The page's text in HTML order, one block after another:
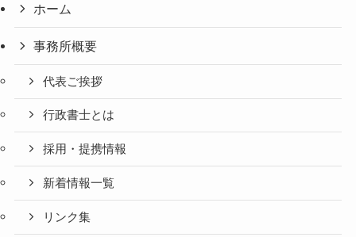
ホーム
事務所概要
代表ご挨拶
行政書士とは
採用・提携情報
新着情報一覧
リンク集